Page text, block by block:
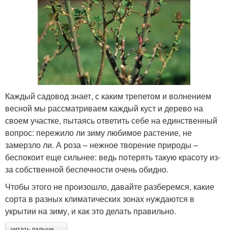
Каждый садовод знает, с каким трепетом и волнением
весной мы рассматриваем каждый куст и дерево на
своем участке, пытаясь ответить себе на единственный
вопрос: пережило ли зиму любимое растение, не
замерзло ли. А роза – нежное творение природы –
беспокоит еще сильнее: ведь потерять такую красоту из-
за собственной беспечности очень обидно.
Чтобы этого не произошло, давайте разберемся, какие
сорта в разных климатических зонах нуждаются в
укрытии на зиму, и как это делать правильно.